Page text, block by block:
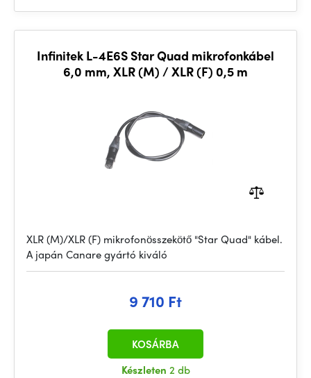
Infinitek L-4E6S Star Quad mikrofonkábel
6,0 mm, XLR (M) / XLR (F) 0,5 m
XLR (M)/XLR (F) mikrofonösszekötő "Star Quad" kábel.
A japán Canare gyártó kiváló
9 710 Ft
Készleten 2 db
KOSÁRBA